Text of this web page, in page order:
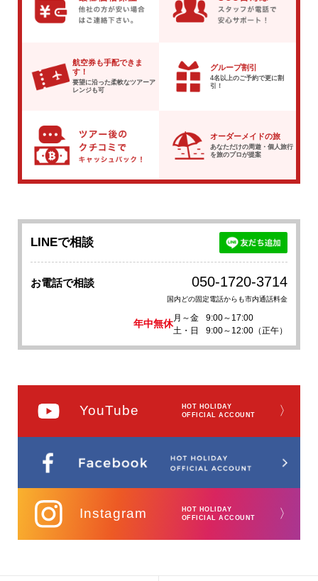
航空券も手配できま
す！
要望に沿った柔軟なツアーア
レンジも可
グループ割引
4名以上のご予約で更に割
引！
オーダーメイドの旅
あなただけの周遊・個人旅行
を旅のプロが提案
LINEで相談
お電話で相談 050-1720-3714
国内どの固定電話からも市内通話料金
年中無休
月～金
9:00～17:00
土・日
9:00～12:00（正午）
YouTube
HOT HOLIDAY
OFFICIAL ACCOUNT
〉
Instagram
HOT HOLIDAY
OFFICIAL ACCOUNT
〉